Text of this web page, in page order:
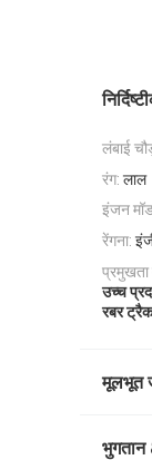
लंबाई
रंग: लाल
इंजन
रेंगना:
प्रमुखता
उच्च
रबर
मूलभूत
भुगतान